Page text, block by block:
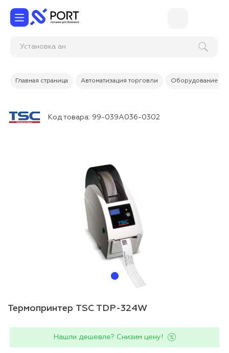
Установк
Главная страница Автоматизация торговли Оборудование
Код товара: 99-039A036-0302
Термопринтер TSC TDP-324W
Нашли дешевле? Снизим цену!